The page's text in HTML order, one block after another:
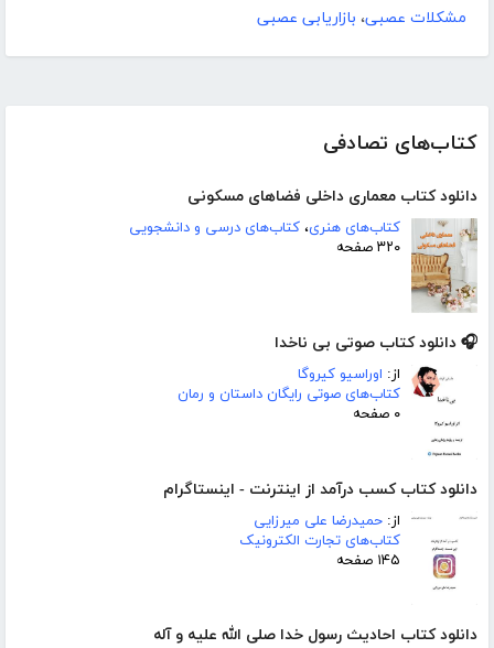
کتاب‌های تصادفی
دانلود کتاب معماری داخلی فضاهای مسکونی
کتاب‌های هنری، کتاب‌های درسی و دانشجویی
۳۲۰ صفحه
🎧 دانلود کتاب صوتی بی ناخدا
از: اوراسیو کیروگا
کتاب‌های صوتی رایگان داستان و رمان
۰ صفحه
دانلود کتاب کسب درآمد از اینترنت - اینستاگرام
از: حمیدرضا علی میرزایی
کتاب‌های تجارت الکترونیک
۱۴۵ صفحه
دانلود کتاب احادیث رسول خدا صلی الله علیه و آله
مشکلات عصبی، بازاریابی عصبی